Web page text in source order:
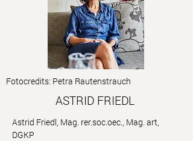
Fotocredits: Petra Rautenstrauch
ASTRID FRIEDL
Astrid Friedl, Mag. rer.soc.oec., Mag. art,
DGKP